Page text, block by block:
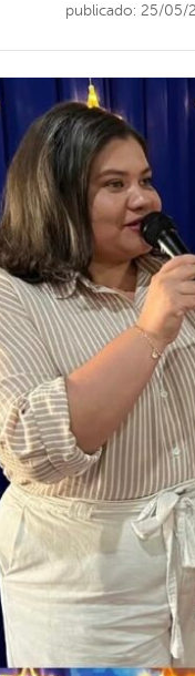
publicado: 25/05/